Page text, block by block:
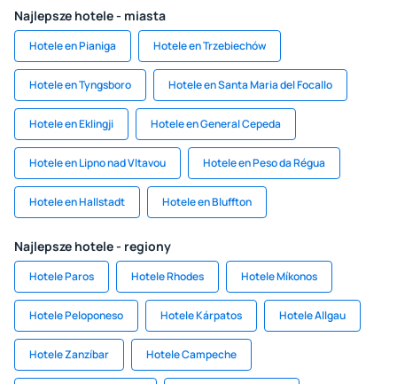
Najlepsze hotele - miasta
Hotele en Pianiga Hotele en Trzebiechów
Hotele en Tyngsboro Hotele en Santa Maria del Focallo
Hotele en Eklingji Hotele en General Cepeda
Hotele en Lipno nad Vltavou Hotele en Peso da Régua
Hotele en Hallstadt Hotele en Bluffton
Najlepsze hotele - regiony
Hotele Paros Hotele Rhodes Hotele Míkonos
Hotele Peloponeso Hotele Kárpatos Hotele Allgau
Hotele Zanzíbar Hotele Campeche